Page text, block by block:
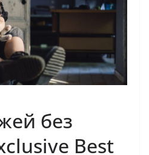
без
Best